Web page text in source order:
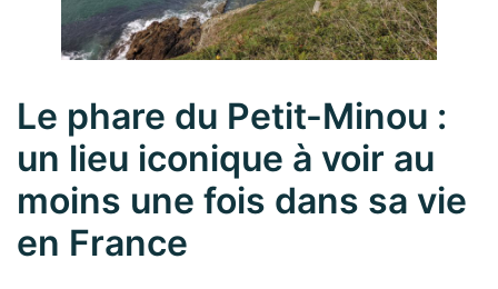
Le phare du Petit-Minou :
un lieu iconique à voir au
moins une fois dans sa vie
en France